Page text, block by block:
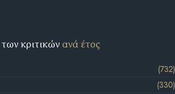
κριτικών ανά έτος
(732)
(330)